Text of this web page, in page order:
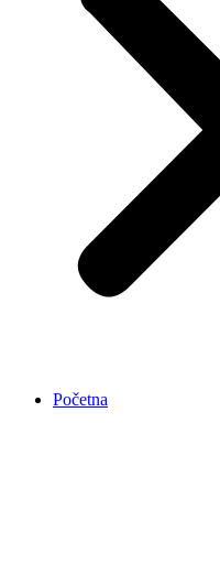
Početna